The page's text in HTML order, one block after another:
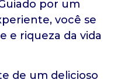
por um
você se
e riqueza da vida
de um delicioso